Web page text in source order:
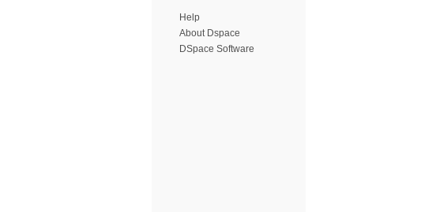
Help
About Dspace
DSpace Software